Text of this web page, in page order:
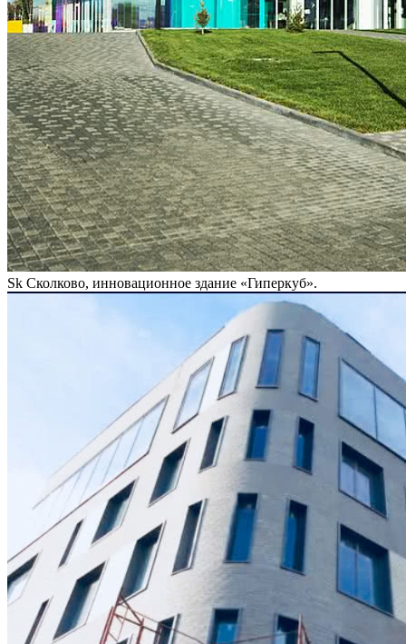
Sk Сколково, инновационное здание «Гиперкуб».